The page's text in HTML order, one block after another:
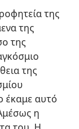
της
της
της
της
έκαμε αυτό
η